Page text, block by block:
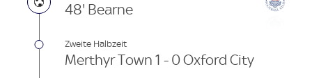
48' Bearne
Zweite Halbzeit
Merthyr Town 1 - 0 Oxford City